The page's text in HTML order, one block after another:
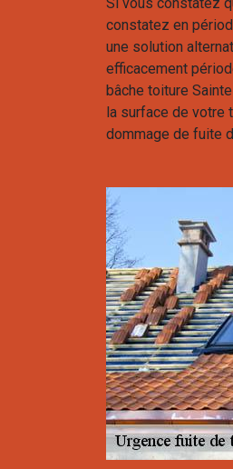
constatez en
une solution
efficacement
bâche toiture
la surface de votre
dommage de fuite